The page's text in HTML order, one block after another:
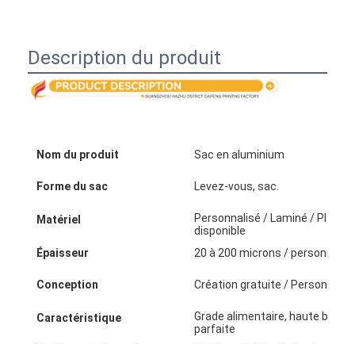
Les étagères de vente au détail
Sac facial d'emballage de masque
Impression de brochures sur mesure
Paquet rouge personnalisé
Description du produit
Nom du produit Sac en aluminium
Forme du sac Levez-vous, sac.
Matériel
Personnalisé / Laminé /
disponible
Épaisseur
20 à 200 microns /
Conception Création gratuite /
Caractéristique
Grade alimentaire, haute
parfaite